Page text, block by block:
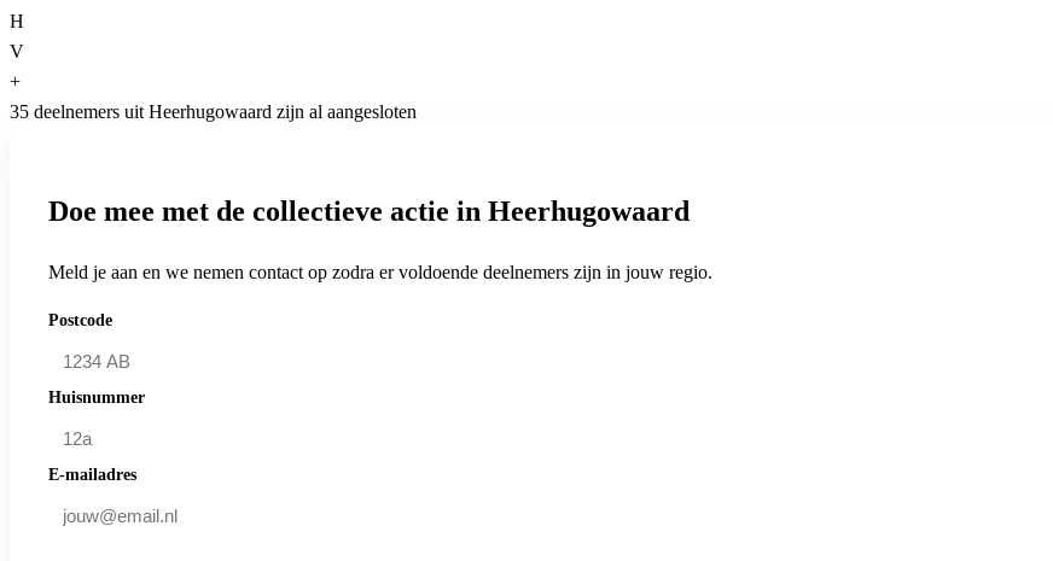
H
V
+
35 deelnemers uit Heerhugowaard zijn al aangesloten
Doe mee met de collectieve actie in Heerhugowaard
Meld je aan en we nemen contact op zodra er voldoende deelnemers zijn in jouw regio.
Postcode
Huisnummer
E-mailadres